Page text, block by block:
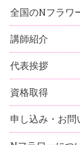
全国のNフラワ
講師紹介
代表挨拶
資格取得
申し込み・お問